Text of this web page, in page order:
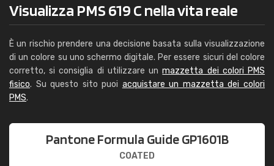
Visualizza PMS 619 C nella vita reale
È un rischio prendere una decisione basata sulla visualizzazione
di un colore su uno schermo digitale. Per essere sicuri del colore
corretto, si consiglia di utilizzare unmazzetta dei colori PMS
fisico. Su questo sito puoi acquistare un mazzetta dei colori
PMS.
Pantone Formula Guide GP1601B
COATED